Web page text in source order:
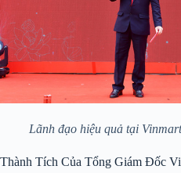
Lãnh đạo hiệu quả tại
Thành Tích Của Tổng Giám Đốc